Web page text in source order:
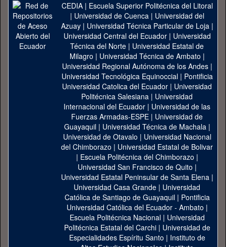
CEDIA| Escuela Superior Politécnica del Litoral
| Universidad de Cuenca| Universidad del
Azuay| Universidad Técnica Particular de Loja|
Universidad Central del Ecuador| Universidad
Técnica del Norte | Universidad Estatal de
Milagro | Universidad Técnica de Ambato |
Universidad Regional Autónoma de los Andes|
Universidad Tecnológica Equinoccial| Pontificia
Universidad Catolica del Ecuador | Universidad
Politécnica Salesiana | Universidad
Internacional del Ecuador | Universidad de las
Fuerzas Armadas-ESPE | Universidad de
Guayaquil| Universidad Técnica de Machala|
Universidad de Otavalo | Universidad Nacional
del Chimborazo | Universidad Estatal de Bolivar
| Escuela Politécnica del Chimborazo |
Universidad San Francisco de Quito |
Universidad Estatal Peninsular de Santa Elena|
Universidad Casa Grande | Universidad
Católica de Santiago de Guayaquil| Pontificia
Universidad Católica del Ecuador - Ambato |
Escuela Politécnica Nacional| Universidad
Politécnica Estatal del Carchi| Universidad de
Especialidades Espíritu Santo | Instituto de